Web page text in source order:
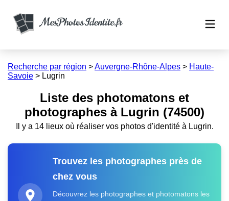
Recherche par région >Auvergne-Rhône-Alpes > Haute-
Savoie > Lugrin
Liste des photomatons et
photographes à Lugrin (74500)
Il y a 14 lieux où réaliser vos photos d'identité à Lugrin.
Trouvez les photographes près de
chez vous
Découvrez les photographes et photomatons les